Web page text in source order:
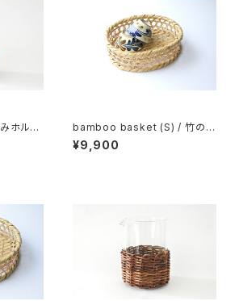
ホルダ
bamboo basket (S) / 竹の六
つ目茶碗かご (小)
¥9,900